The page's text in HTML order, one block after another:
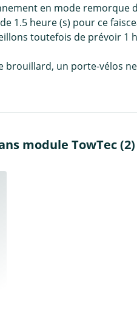
en mode remorque
heure (s) pour ce
toutefois de prévoir 1
un porte-vélos
module TowTec (2)